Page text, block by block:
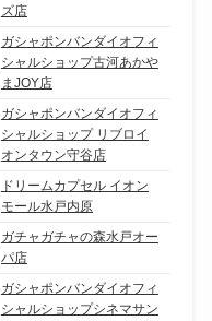
ズ店
ガシャポンバンダイオフィ
シャルショップ古河あかや
まJOY店
ガシャポンバンダイオフィ
シャルショップ リブロイ
オンタウン守谷店
ドリームカプセル イオン
モール水戸内原
ガチャガチャの森水戸オー
パ店
ガシャポンバンダイオフィ
シャルショップシネマサン